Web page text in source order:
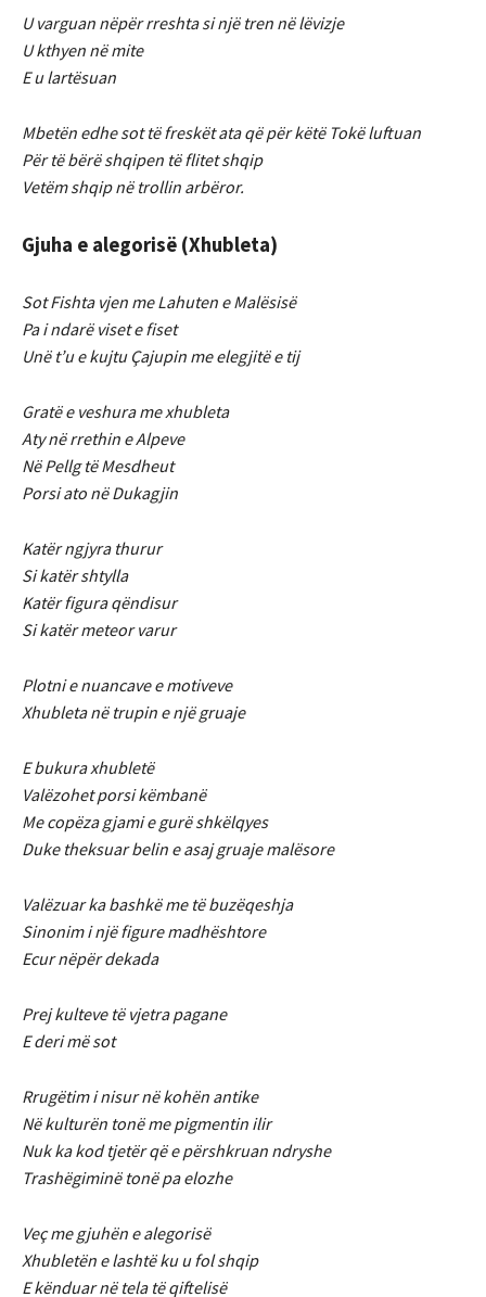
U varguan nëpër rreshta si një tren në lëvizje
U kthyen në mite
E u lartësuan
Mbetën edhe sot të freskët ata që për këtë Tokë luftuan
Për të bërë shqipen të flitet shqip
Vetëm shqip në trollin arbëror.
Gjuha e alegorisë (Xhubleta)
Sot Fishta vjen me Lahuten e Malësisë
Pa i ndarë viset e fiset
Unë t’u e kujtu Çajupin me elegjitë e tij
Gratë e veshura me xhubleta
Aty në rrethin e Alpeve
Në Pellg të Mesdheut
Porsi ato në Dukagjin
Katër ngjyra thurur
Si katër shtylla
Katër figura qëndisur
Si katër meteor varur
Plotni e nuancave e motiveve
Xhubleta në trupin e një gruaje
E bukura xhubletë
Valëzohet porsi këmbanë
Me copëza gjami e gurë shkëlqyes
Duke theksuar belin e asaj gruaje malësore
Valëzuar ka bashkë me të buzëqeshja
Sinonim i një figure madhështore
Ecur nëpër dekada
Prej kulteve të vjetra pagane
E deri më sot
Rrugëtim i nisur në kohën antike
Në kulturën tonë me pigmentin ilir
Nuk ka kod tjetër që e përshkruan ndryshe
Trashëgiminë tonë pa elozhe
Veç me gjuhën e alegorisë
Xhubletën e lashtë ku u fol shqip
E kënduar në tela të qiftelisë